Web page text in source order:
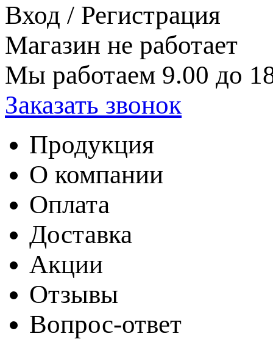
Вход / Регистрация
Магазин не работает
Мы работаем 9.00 до
Заказать звонок
Продукция
О компании
Оплата
Доставка
Акции
Отзывы
Вопрос-ответ